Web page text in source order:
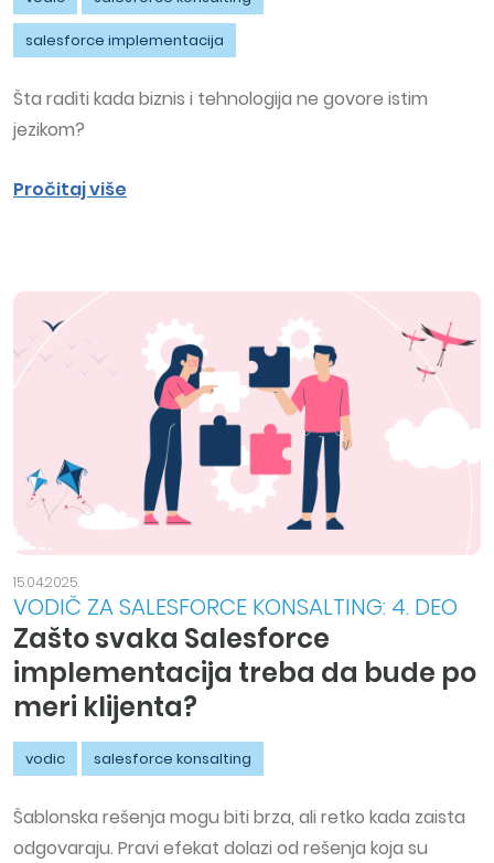
salesforce implementacija
Šta raditi kada biznis i tehnologija ne govore istim
jezikom?
Pročitaj više
15.04.2025.
VODIČ ZA SALESFORCE KONSALTING: 4. DEO
Zašto svaka Salesforce
implementacija treba da bude po
meri klijenta?
vodic salesforce konsalting
Šablonska rešenja mogu biti brza, ali retko kada zaista
odgovaraju. Pravi efekat dolazi od rešenja koja su